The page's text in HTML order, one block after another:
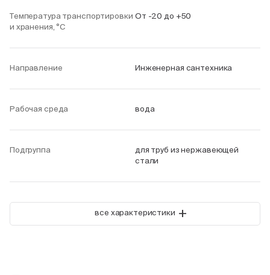
Температура транспортировки
и хранения, °С
От -20 до +50
Направление Инженерная сантехника
Рабочая среда вода
Подгруппа
для труб из нержавеющей
стали
все характеристики +